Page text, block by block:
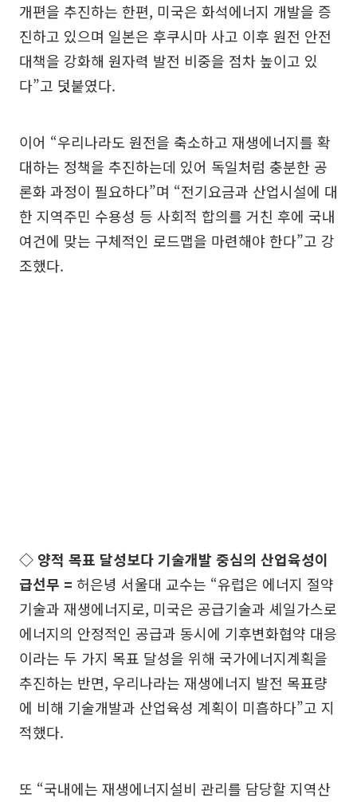
개편을 추진하는 한편, 미국은 화석에너지 개발을 증
진하고 있으며 일본은 후쿠시마 사고 이후 원전 안전
대책을 강화해 원자력 발전 비중을 점차 높이고 있
다”고 덧붙였다.
이어 “우리나라도 원전을 축소하고 재생에너지를 확
대하는 정책을 추진하는데 있어 독일처럼 충분한 공
론화 과정이 필요하다”며 “전기요금과 산업시설에 대
한 지역주민 수용성 등 사회적 합의를 거친 후에 국내
여건에 맞는 구체적인 로드맵을 마련해야 한다”고 강
조했다.
◇ 양적 목표 달성보다 기술개발 중심의 산업육성이
급선무 = 허은녕 서울대 교수는 “유럽은 에너지 절약
기술과 재생에너지로, 미국은 공급기술과 셰일가스로
에너지의 안정적인 공급과 동시에 기후변화협약 대응
이라는 두 가지 목표 달성을 위해 국가에너지계획을
추진하는 반면, 우리나라는 재생에너지 발전 목표량
에 비해 기술개발과 산업육성 계획이 미흡하다”고 지
적했다.
또 “국내에는 재생에너지설비 관리를 담당할 지역산